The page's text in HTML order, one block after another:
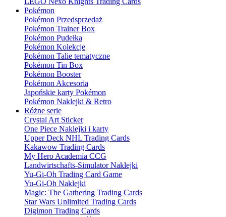
Pokémon
Pokémon Przedsprzedaż
Pokémon Trainer Box
Pokémon Pudełka
Pokémon Kolekcje
Pokémon Talie tematyczne
Pokémon Tin Box
Pokémon Booster
Pokémon Akcesoria
Japońskie karty Pokémon
Pokémon Naklejki & Retro
Różne serie
Crystal Art Sticker
One Piece Naklejki i karty
Upper Deck NHL Trading Cards
Kakawow Trading Cards
My Hero Academia CCG
Landwirtschafts-Simulator Naklejki
Yu-Gi-Oh Trading Card Game
Yu-Gi-Oh Naklejki
Magic: The Gathering Trading Cards
Star Wars Unlimited Trading Cards
Digimon Trading Cards